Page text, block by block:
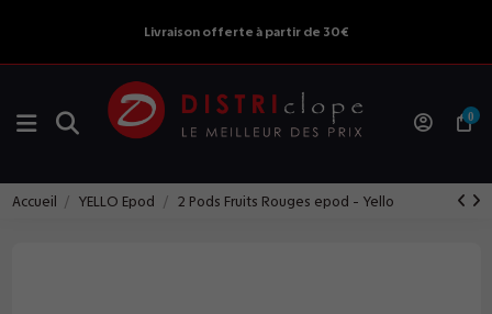
Livraison offerte à partir de 30€
0
Accueil YELLO Epod 2 Pods Fruits Rouges epod - Yello